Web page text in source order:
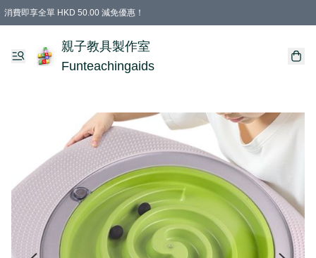
消費即享全單 HKD 50.00 減免優惠！
購物滿 HKD 699.00即享免運費優惠！（適用於 特定的送貨方式 )
凡購物滿HKD 699.00，即享免費禮品
親子教具製作室
Funteachingaids